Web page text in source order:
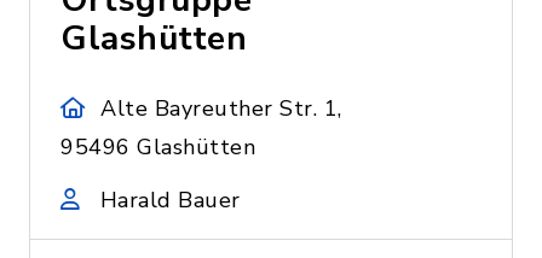
Glashütten
Alte Bayreuther Str. 1,
95496 Glashütten
Harald Bauer